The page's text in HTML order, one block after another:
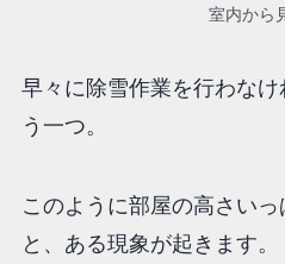
室内から
早々に除雪作業を行わな
う一つ。
このように部屋の高さい
と、ある現象が起きます。